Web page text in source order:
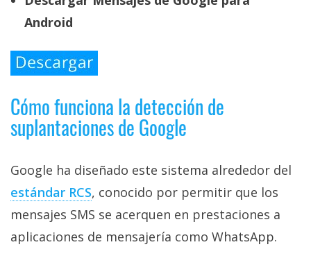
Android
Cómo funciona la detección de
suplantaciones de Google
Google ha diseñado este sistema alrededor del
estándar RCS‎, conocido por permitir que los
mensajes SMS se acerquen en prestaciones a
aplicaciones de mensajería como WhatsApp.